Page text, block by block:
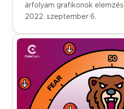
árfolyam grafikonok
2022. szeptember 6.